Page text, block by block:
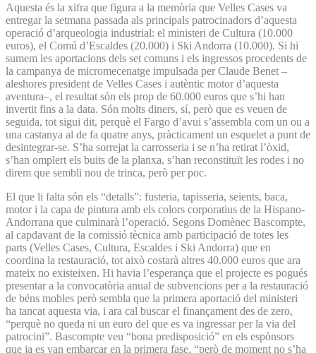
Aquesta és la xifra que figura a la memòria que Velles Cases va
entregar la setmana passada als principals patrocinadors d’aquesta
operació d’arqueologia industrial: el ministeri de Cultura (10.000
euros), el Comú d’Escaldes (20.000) i Ski Andorra (10.000). Si hi
sumem les aportacions dels set comuns i els ingressos procedents de
la campanya de micromecenatge impulsada per Claude Benet –
aleshores president de Velles Cases i autèntic motor d’aquesta
aventura–, el resultat són els prop de 60.000 euros que s’hi han
invertit fins a la data. Són molts diners, sí, però que es veuen de
seguida, tot sigui dit, perquè el Fargo d’avui s’assembla com un ou a
una castanya al de fa quatre anys, pràcticament un esquelet a punt de
desintegrar-se. S’ha sorrejat la carrosseria i se n’ha retirat l’òxid,
s’han omplert els buits de la planxa, s’han reconstituït les rodes i no
direm que sembli nou de trinca, però per poc.
El que li falta són els “detalls”: fusteria, tapisseria, seients, baca,
motor i la capa de pintura amb els colors corporatius de la Hispano-
Andorrana que culminarà l’operació. Segons Domènec Bascompte,
al capdavant de la comissió tècnica amb participació de totes les
parts (Velles Cases, Cultura, Escaldes i Ski Andorra) que en
coordina la restauració, tot això costarà altres 40.000 euros que ara
mateix no existeixen. Hi havia l’esperança que el projecte es pogués
presentar a la convocatòria anual de subvencions per a la restauració
de béns mobles però sembla que la primera aportació del ministeri
ha tancat aquesta via, i ara cal buscar el finançament des de zero,
“perquè no queda ni un euro del que es va ingressar per la via del
patrocini”. Bascompte veu “bona predisposició” en els espònsors
que ja es van embarcar en la primera fase, “però de moment no s’ha